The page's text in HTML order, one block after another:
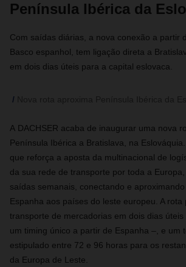
Península Ibérica da
Com saídas diárias, a nova conexão a partir
Basco espanhol, tem ligação direta a
em dois dias úteis para a capital eslovaca.
A DACHSER acaba de inaugurar uma nova
Península Ibérica a Bratislava, na Eslováquia.
que reforça a aposta da multinacional de
da sua rede de transporte por toda a
saídas semanais, conectando e
Espanha aos países do leste europeu. A rota
transporte de mercadorias em dois dias
um timing único a partir de Espanha –, e um
estipulado entre 72 e 96 horas para os
da Europa de Leste.